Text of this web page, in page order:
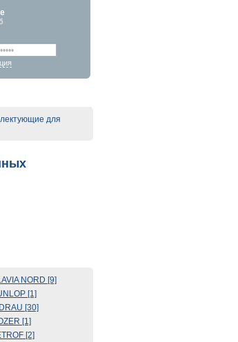
для
NORD [9]
[1]
[30]
[1]
[2]